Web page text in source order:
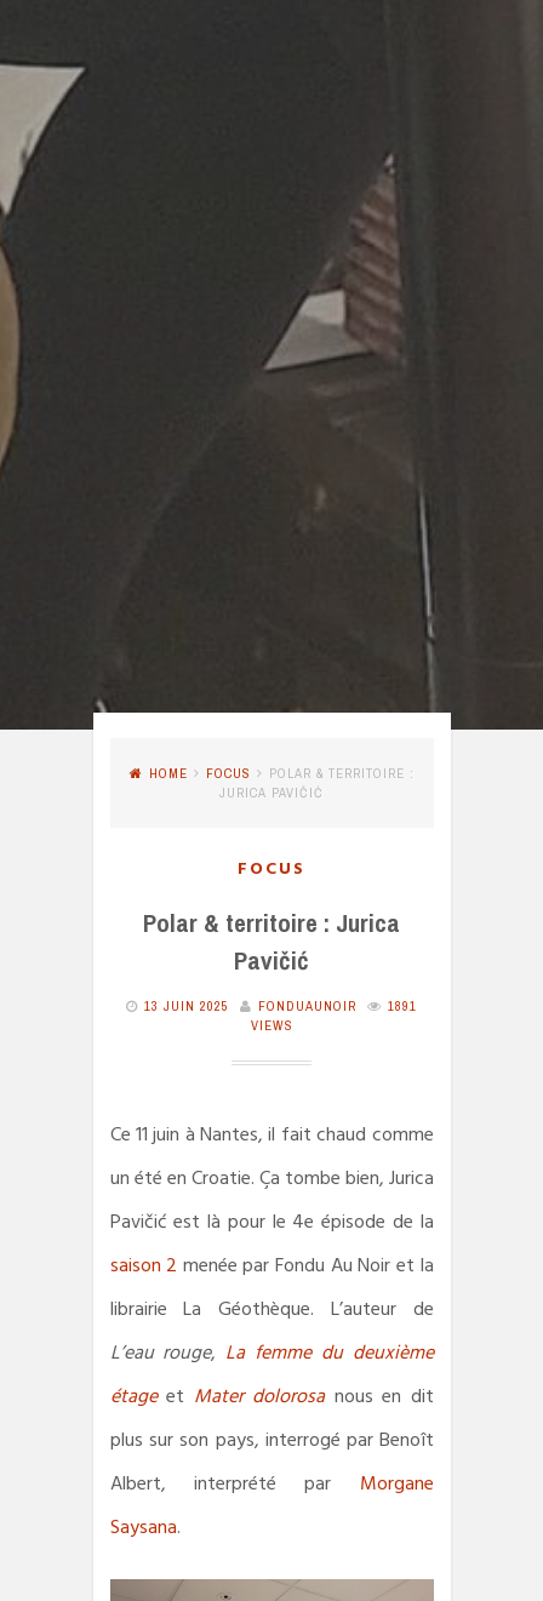
HOME FOCUS
POLAR & TERRITOIRE :
JURICA PAVIČIĆ
FOCUS
Polar & territoire : Jurica
Pavičić
13 JUIN 2025 FONDUAUNOIR
1891
VIEWS
Ce 11 juin à Nantes, il fait chaud comme
un été en Croatie. Ça tombe bien, Jurica
Pavičić est là pour le 4e épisode de la
saison 2 menée par Fondu Au Noir et la
librairie La Géothèque. L’auteur de
L’eau rouge, La femme du deuxième
étageet Mater dolorosanous en dit
plus sur son pays, interrogé par Benoît
Albert, interprété par Morgane
Saysana.